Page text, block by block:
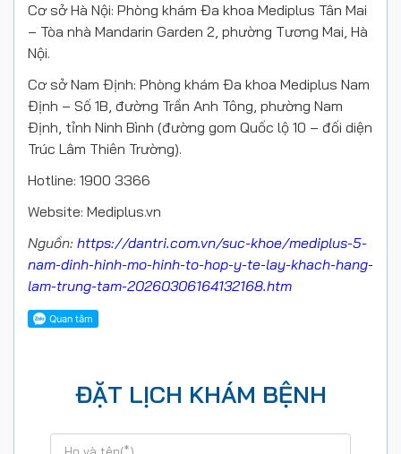
Cơ sở Hà Nội: Phòng khám Đa khoa Mediplus Tân Mai
– Tòa nhà Mandarin Garden 2, phường Tương Mai, Hà
Nội.
Cơ sở Nam Định: Phòng khám Đa khoa Mediplus Nam
Định – Số 1B, đường Trần Anh Tông, phường Nam
Định, tỉnh Ninh Bình (đường gom Quốc lộ 10 – đối diện
Trúc Lâm Thiên Trường).
Hotline: 1900 3366
Website: Mediplus.vn
Nguồn: https://dantri.com.vn/suc-khoe/mediplus-5-
nam-dinh-hinh-mo-hinh-to-hop-y-te-lay-khach-hang-
lam-trung-tam-20260306164132168.htm
ĐẶT LỊCH KHÁM BỆNH